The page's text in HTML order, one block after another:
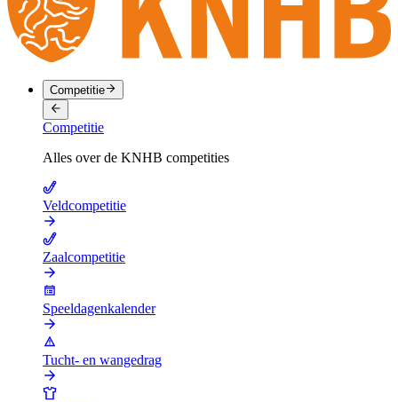
Competitie
Competitie
Alles over de KNHB competities
Veldcompetitie
Zaalcompetitie
Speeldagenkalender
Tucht- en wangedrag